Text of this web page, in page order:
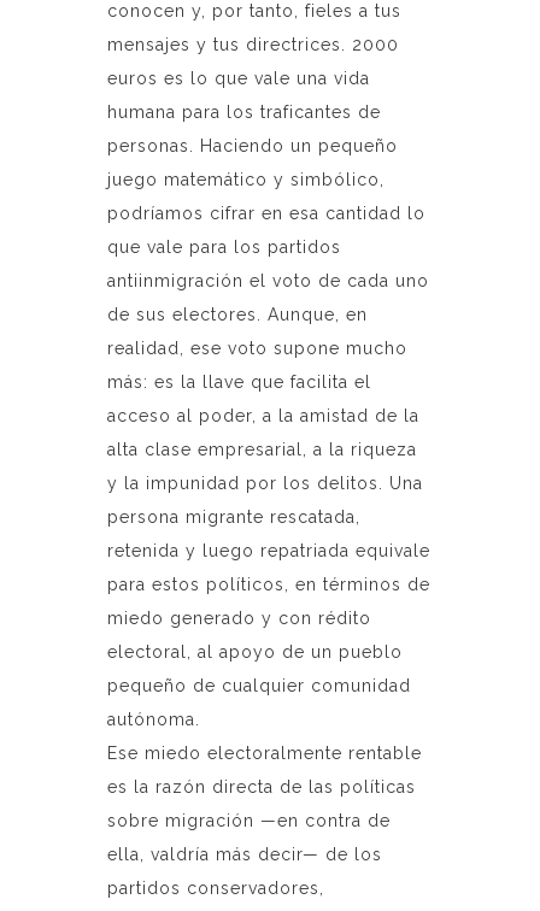
conocen y, por tanto, fieles a tus
mensajes y tus directrices. 2000
euros es lo que vale una vida
humana para los traficantes de
personas. Haciendo un pequeño
juego matemático y simbólico,
podríamos cifrar en esa cantidad lo
que vale para los partidos
antiinmigración el voto de cada uno
de sus electores. Aunque, en
realidad, ese voto supone mucho
más: es la llave que facilita el
acceso al poder, a la amistad de la
alta clase empresarial, a la riqueza
y la impunidad por los delitos. Una
persona migrante rescatada,
retenida y luego repatriada equivale
para estos políticos, en términos de
miedo generado y con rédito
electoral, al apoyo de un pueblo
pequeño de cualquier comunidad
autónoma.
Ese miedo electoralmente rentable
es la razón directa de las políticas
sobre migración —en contra de
ella, valdría más decir— de los
partidos conservadores,